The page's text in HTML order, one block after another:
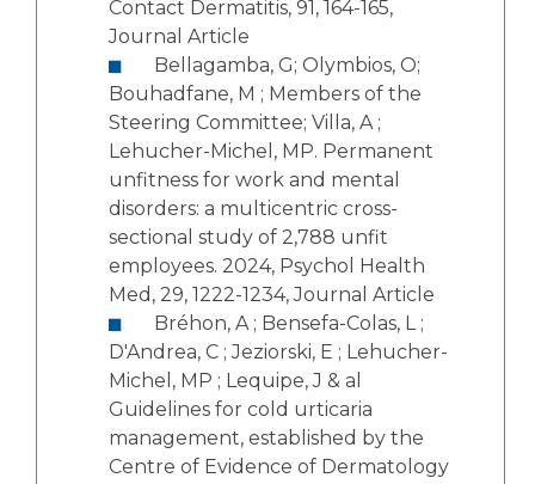
Contact Dermatitis, 91, 164-165,
Journal Article
Bouhadfane, M ; Members of the
Steering Committee; Villa, A ;
Lehucher-Michel, MP. Permanent
unfitness for work and mental
disorders: a multicentric cross-
sectional study of 2,788 unfit
employees. 2024, Psychol Health
Med, 29, 1222-1234, Journal Article
D'Andrea, C ; Jeziorski, E ; Lehucher-
Michel, MP ; Lequipe, J & al
Guidelines for cold urticaria
management, established by the
Centre of Evidence of Dermatology